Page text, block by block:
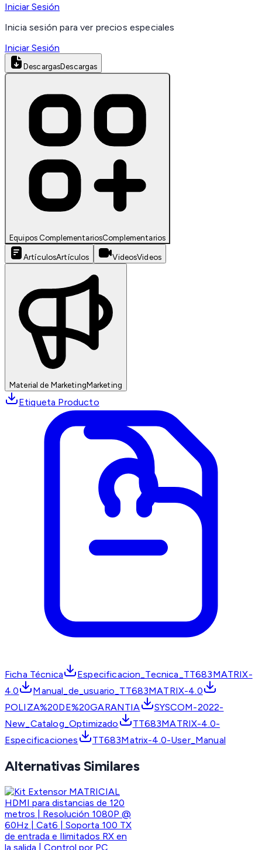
Iniciar Sesión
Inicia sesión para ver precios especiales
Iniciar Sesión
DescargasDescargas
Equipos ComplementariosComplementarios
ArtículosArtículos VideosVideos
Material de MarketingMarketing
Etiqueta Producto
Ficha Técnica
Especificacion_Tecnica_TT683MATRIX-
4.0
Manual_de_usuario_TT683MATRIX-4.0
POLIZA%20DE%20GARANTIA
SYSCOM-2022-
New_Catalog_Optimizado
TT683MATRIX-4.0-
Especificaciones
TT683Matrix-4.0-User_Manual
Alternativas Similares